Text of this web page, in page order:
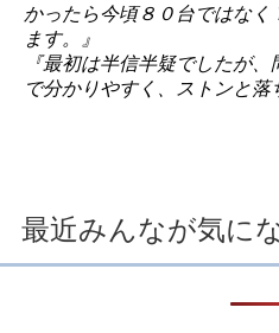
かったら今頃８０台ではな
ます。』
『最初は半信半疑でしたが
で分かりやすく、ストンと落
最近みんなが気に